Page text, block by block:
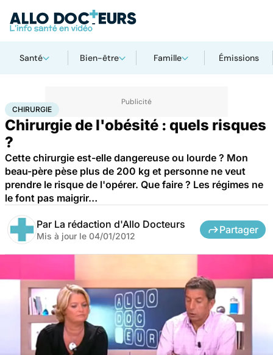
Santé Bien-être Famille Émissions
AccueilSanté Maladies
CHIRURGIE
Chirurgie de l'obésité : quels risques
?
Cette chirurgie est-elle dangereuse ou lourde ? Mon
beau-père pèse plus de 200 kg et personne ne veut
prendre le risque de l'opérer. Que faire ? Les régimes ne
le font pas maigrir…
Par La rédaction d'Allo Docteurs
Mis à jour le 04/01/2012
Partager